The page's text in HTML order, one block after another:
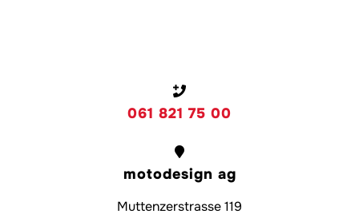
061 821 75 00
motodesign ag
Muttenzerstrasse 119